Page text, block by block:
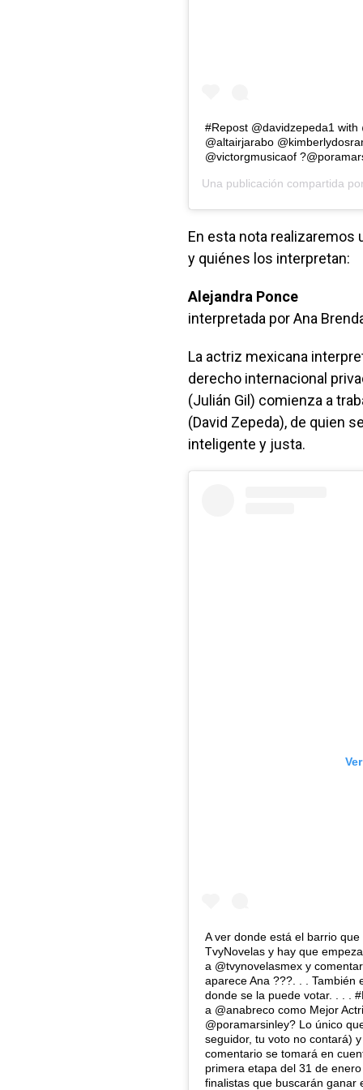
#Repost @davidzepeda1
@altairjarabo
@victorgmusicaof
Una publicación compartida
En esta nota realizaremos
y quiénes los interpretan:
Alejandra Ponce
interpretada por Ana
La actriz mexicana
derecho internacional
(Julián Gil) comienza a
(David Zepeda), de quien
inteligente y justa.
A ver donde está el barrio
TvyNovelas y hay que
a @tvynovelasmex y
aparece Ana ???. . . También
donde se la puede votar. . . .
a @anabreco como Mejor
@poramarsinley? Lo único
seguidor, tu voto no contará)
comentario se tomará en
primera etapa del 31 de
finalistas que buscarán ganar